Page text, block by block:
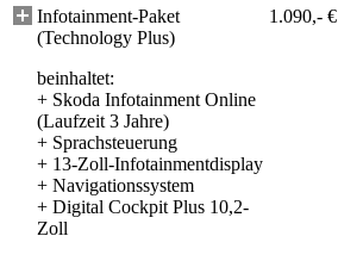
Infotainment-Paket
(Technology Plus)
beinhaltet:
+ Skoda Infotainment Online
(Laufzeit 3 Jahre)
+ Sprachsteuerung
+ 13-Zoll-Infotainmentdisplay
+ Navigationssystem
+ Digital Cockpit Plus 10,2-
Zoll
1.090,- €